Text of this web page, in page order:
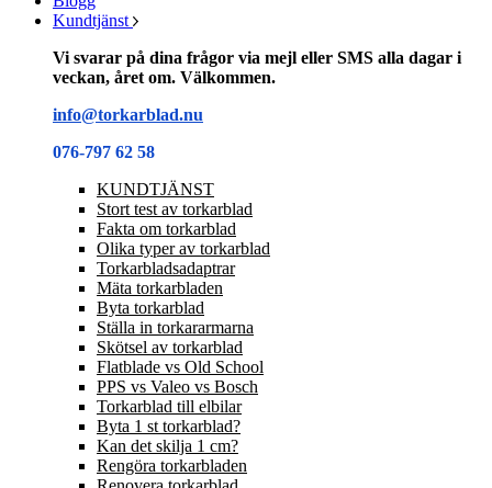
Kundtjänst
Vi svarar på dina frågor via mejl eller SMS alla dagar i
veckan, året om. Välkommen.
info@torkarblad.nu
076-797 62 58
KUNDTJÄNST
Stort test av torkarblad
Fakta om torkarblad
Olika typer av torkarblad
Torkarbladsadaptrar
Mäta torkarbladen
Byta torkarblad
Ställa in torkararmarna
Skötsel av torkarblad
Flatblade vs Old School
PPS vs Valeo vs Bosch
Torkarblad till elbilar
Byta 1 st torkarblad?
Kan det skilja 1 cm?
Rengöra torkarbladen